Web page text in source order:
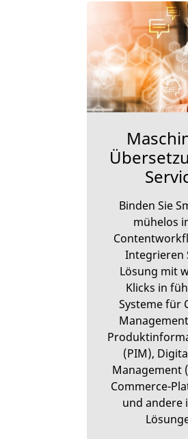
Binden Sie
mühelos
Integrieren
Lösung mit
Klicks in
Systeme für
(PIM),
Management
Commerce-
und andere